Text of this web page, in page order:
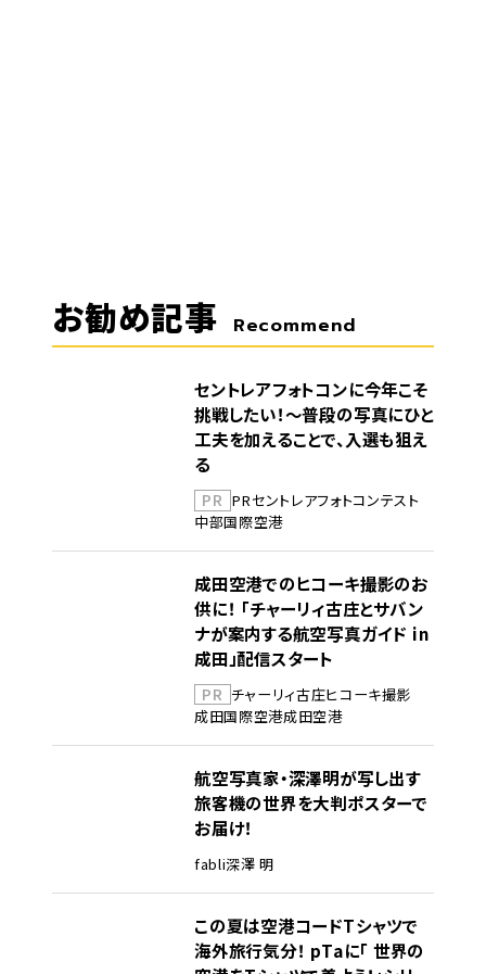
お勧め記事 Recommend
セントレアフォトコンに今年こそ
挑戦したい！～普段の写真にひと
工夫を加えることで、入選も狙え
る
PR PRセントレアフォトコンテスト
中部国際空港
成田空港でのヒコーキ撮影のお
供に！ 「チャーリィ古庄とサバン
ナが案内する航空写真ガイド in
成田」配信スタート
PR チャーリィ古庄ヒコーキ撮影
成田国際空港成田空港
航空写真家・深澤明が写し出す
旅客機の世界を大判ポスターで
お届け！
fabli深澤 明
この夏は空港コードTシャツで
海外旅行気分！ pTaに「 世界の